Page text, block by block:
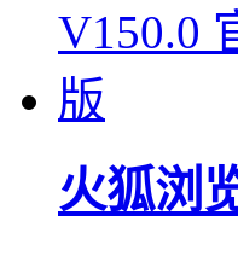
火狐浏